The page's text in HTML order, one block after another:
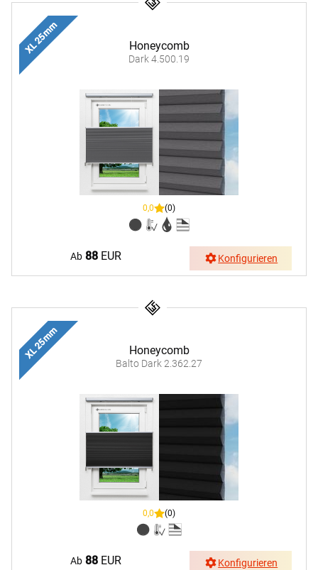
Honeycomb
Dark 4.500.19
XL 25 mm
0,0 (0)
Ab 88 EUR Konfigurieren
Honeycomb
Balto Dark 2.362.27
XL 25 mm
0,0 (0)
Ab 88 EUR Konfigurieren